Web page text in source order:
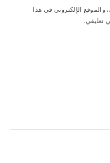
الإلكتروني في هذا
تعليقي.